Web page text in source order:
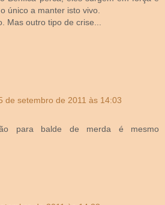
único a manter isto vivo.
Mas outro tipo de crise...
de setembro de 2011 às 14:03
para balde de merda é mesmo